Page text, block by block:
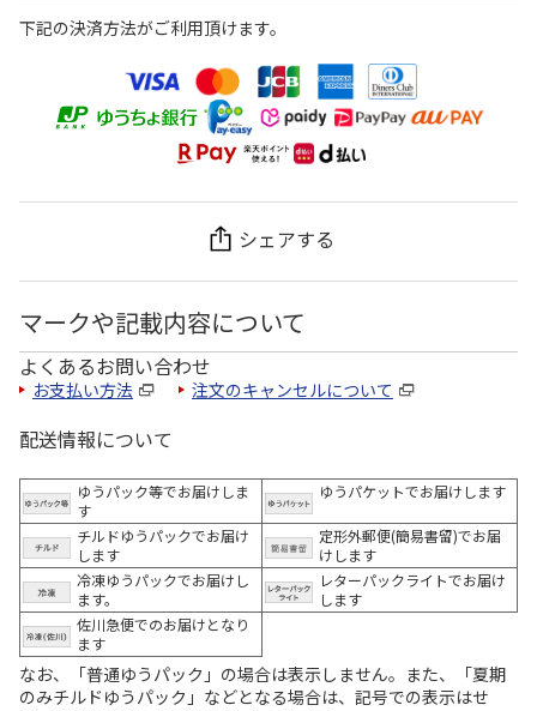
下記の決済方法がご利用頂けます。
シェアする
マークや記載内容について
よくあるお問い合わせ
お支払い方法 注文のキャンセルについて
配送情報について
ゆうパック等でお届けしま
す
ゆうパケットでお届けします
チルドゆうパックでお届け
します
定形外郵便(簡易書留)でお届
けします
冷凍ゆうパックでお届けし
ます。
レターパックライトでお届け
します
佐川急便でのお届けとなり
ます
なお、「普通ゆうパック」の場合は表示しません。また、「夏期
のみチルドゆうパック」などとなる場合は、記号での表示はせ